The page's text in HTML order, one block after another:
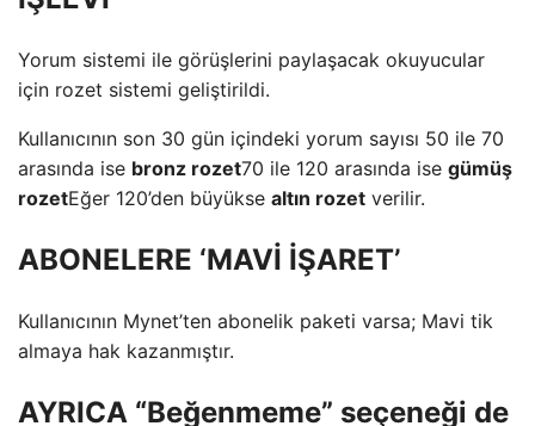
Yorum sistemi ile görüşlerini paylaşacak okuyucular
için rozet sistemi geliştirildi.
Kullanıcının son 30 gün içindeki yorum sayısı 50 ile 70
arasında ise bronz rozet70 ile 120 arasında ise gümüş
rozetEğer 120’den büyükse altın rozet verilir.
ABONELERE ‘MAVİ İŞARET’
Kullanıcının Mynet’ten abonelik paketi varsa; Mavi tik
almaya hak kazanmıştır.
AYRICA “Beğenmeme” seçeneği de